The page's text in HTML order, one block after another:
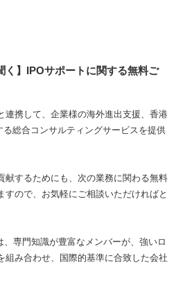
く】IPOサポートに関する無料ご
連携して、企業様の海外進出支援、香港
総合コンサルティングサービスを提供
献するためにも、次の業務に関わる無料
すので、お気軽にご相談いただければと
専門知識が豊富なメンバーが、強いロ
組み合わせ、国際的基準に合致した会社